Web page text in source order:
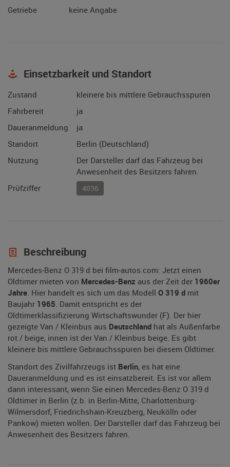
Getriebe
keine Angabe
Einsetzbarkeit und Standort
Zustand
kleinere bis mittlere Gebrauchsspuren
Fahrbereit
ja
Daueranmeldung
ja
Standort
Berlin (Deutschland)
Nutzung
Der Darsteller darf das Fahrzeug bei
Anwesenheit des Besitzers fahren.
Prüfziffer
4036
Beschreibung
Mercedes-Benz O 319 d bei film-autos.com: Jetzt einen
Oldtimer mieten von Mercedes-Benz aus der Zeit der 1960er
Jahre. Hier handelt es sich um das Modell O 319 d mit
Baujahr 1965. Damit entspricht es der
Oldtimerklassifizierung Wirtschaftswunder (F). Der hier
gezeigte Van / Kleinbus aus Deutschland hat als Außenfarbe
rot / beige, innen ist der Van / Kleinbus beige. Es gibt
kleinere bis mittlere Gebrauchsspuren bei diesem Oldtimer.
Standort des Zivilfahrzeugs ist Berlin, es hat eine
Daueranmeldung und es ist einsatzbereit. Es ist vor allem
dann interessant, wenn Sie einen Mercedes-Benz O 319 d
Oldtimer in Berlin (z.b. in Berlin-Mitte, Charlottenburg-
Wilmersdorf, Friedrichshain-Kreuzberg, Neukölln oder
Pankow) mieten wollen. Der Darsteller darf das Fahrzeug bei
Anwesenheit des Besitzers fahren.